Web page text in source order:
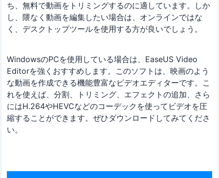
ち、無料で動画をトリミングするのに適しています。しか
し、隈なく動画を編集したい場合は、オンラインではな
く、デスクトップツールを使用する方が良いでしょう。
WindowsのPCを使用している場合は、EaseUS Video
Editorを強くおすすめします。このソフトは、映画のよう
な動画を作成できる機能豊富なビデオエディターです。こ
れを使えば、分割、トリミング、エフェクトの追加、さら
にはH.264やHEVCなどのコーデックを使ってビデオを圧
縮することができます。ぜひダウンロードしてみてくださ
い。